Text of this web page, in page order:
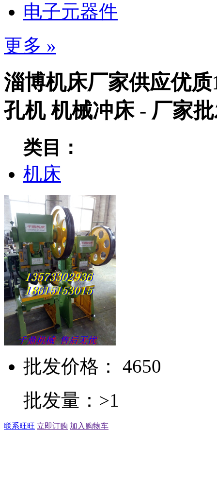
电子元器件
更多 »
淄博机床厂家供应优
孔机 机械冲床 - 厂家
类目：
机床
批发价格： 4650
批发量：>1
联系旺旺 立即订购 加入购物车